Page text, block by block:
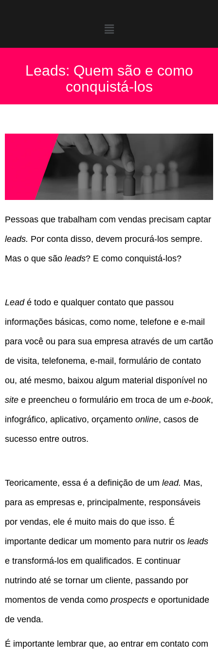
Leads: Quem são e como
conquistá-los
Pessoas que trabalham com vendas precisam captar
leads. Por conta disso, devem procurá-los sempre.
Mas o que são leads? E como conquistá-los?
Leadé todo e qualquer contato que passou
informações básicas, como nome, telefone e e-mail
para você ou para sua empresa através de um cartão
de visita, telefonema, e-mail, formulário de contato
ou, até mesmo, baixou algum material disponível no
site e preencheu o formulário em troca de um e-book,
infográfico, aplicativo, orçamento online, casos de
sucesso entre outros.
Teoricamente, essa é a definição de um lead. Mas,
para as empresas e, principalmente, responsáveis
por vendas, ele é muito mais do que isso. É
importante dedicar um momento para nutrir os leads
e transformá-los em qualificados. E continuar
nutrindo até se tornar um cliente, passando por
momentos de venda como prospects e oportunidade
de venda.
É importante lembrar que, ao entrar em contato com